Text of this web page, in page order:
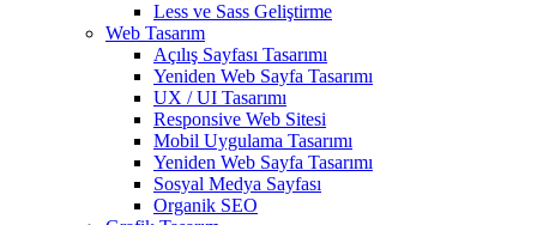
Less ve Sass Geliştirme
Web Tasarım
Açılış Sayfası Tasarımı
Yeniden Web Sayfa Tasarımı
UX / UI Tasarımı
Responsive Web Sitesi
Mobil Uygulama Tasarımı
Yeniden Web Sayfa Tasarımı
Sosyal Medya Sayfası
Organik SEO